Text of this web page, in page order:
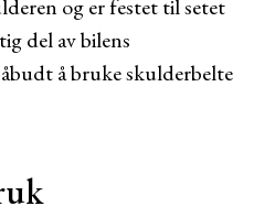
og er festet til setet
del av bilens
å bruke skulderbelte